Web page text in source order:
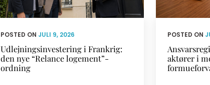
POSTED ON JULI 9, 2026
Udlejningsinvestering i Frankrig:
den nye “Relance logement”-
ordning
POSTED ON
aktører i